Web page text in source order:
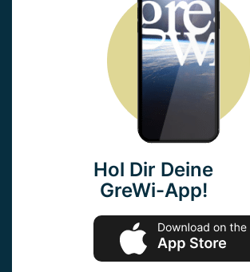
Hol Dir Deine
GreWi-App!